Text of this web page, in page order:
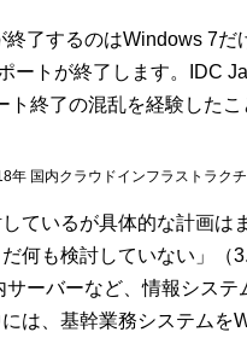
終了するのはWindows 7
ートが終了します。IDC
ト終了の混乱を経験した
年 国内クラウドインフラストラク
ているが具体的な計画は
何も検討していない」
ーバーなど、情報シス
は、基幹業務システムを